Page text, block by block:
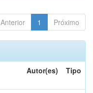
Anterior 1 Próximo
Autor(es) Tipo